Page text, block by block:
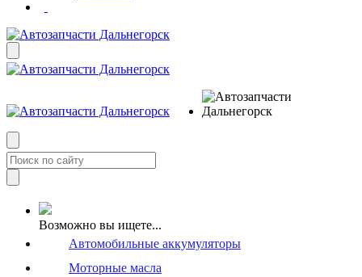
Возможно вы ищете...
Автомобильные аккумуляторы
Моторные масла